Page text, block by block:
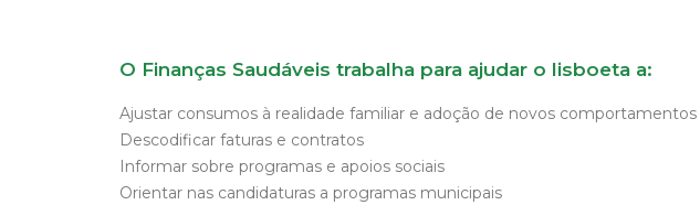
O Finanças Saudáveis trabalha para ajudar o lisboeta a:
Ajustar consumos à realidade familiar e adoção de novos comportamentos
Descodificar faturas e contratos
Informar sobre programas e apoios sociais
Orientar nas candidaturas a programas municipais